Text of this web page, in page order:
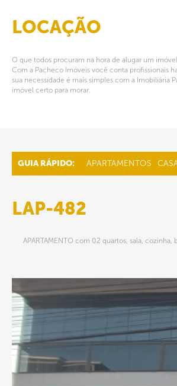
LOCAÇÃO
O que todos procuram na hora de alugar um
Com a Pacheco Imóveis você conta profissionais
sua necessidade é mais simples com a Imobiliária
imóvel certo para morar.
GUIA RÁPIDO: APARTAMENTOS
LAP-482
APARTAMENTO com 02 quartos, sala,